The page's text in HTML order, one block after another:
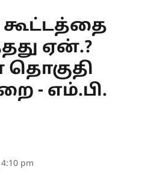
கூட்டத்தை
ஏன்.?
தொகுதி
- எம்.பி.
pm